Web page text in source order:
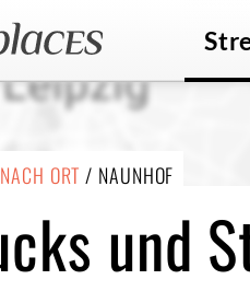
ORT / NAUNHOF
und